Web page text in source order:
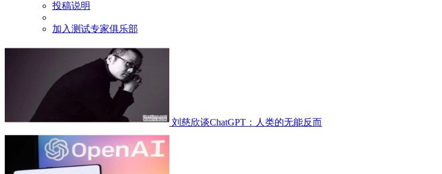
投稿说明
加入测试专家俱乐部
刘慈欣谈ChatGPT：人类的无能反而